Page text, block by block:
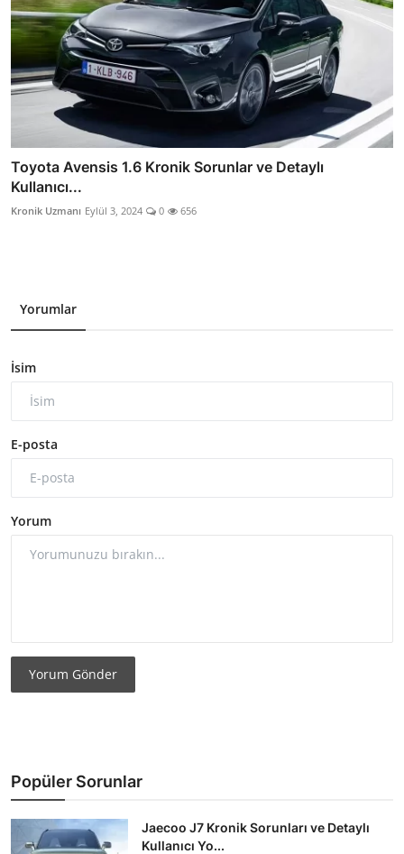
Toyota Avensis 1.6 Kronik Sorunlar ve Detaylı
Kullanıcı...
Kronik Uzmanı Eylül 3, 2024 0 656
Yorumlar
İsim
E-posta
Yorum
Yorum Gönder
Popüler Sorunlar
Jaecoo J7 Kronik Sorunları ve Detaylı
Kullanıcı Yo...